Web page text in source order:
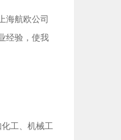
海航欧公司
经验，使我
工、机械工